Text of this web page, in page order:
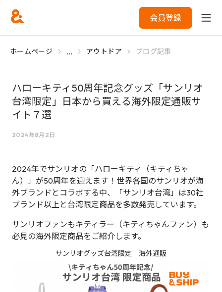
会員登録
ホームページ ... アウトドア ブログ記事
ハローキティ50周年記念グッズ「サンリオ
台湾限定」日本から買える海外限定通販サ
イト７選
2024年8月2日
2024年でサンリオの「ハローキティ（キティちゃ
ん）」が50周年を迎えます！世界各国のサンリオが海
外ブランドとコラボする中、「サンリオ台湾」は30社
ブランド以上と台湾限定商品を多数発売しています。
サンリオファンもキティラー（キティちゃんファン）も
必見の海外限定商品をご紹介します。
サンリオグッズ台湾限定 海外通販